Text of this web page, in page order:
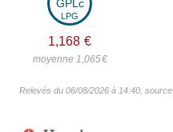
GPLc
LPG
1,168 €
moyenne 1,065€
Relevés du 06/08/2026 à 14:40, source